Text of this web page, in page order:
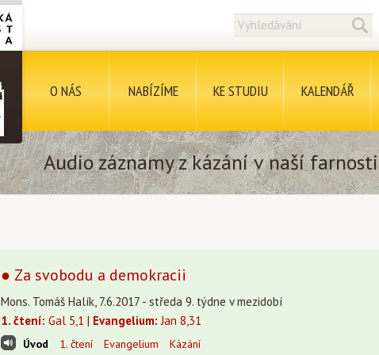
O NÁS NABÍZÍME KE STUDIU KALENDÁŘ
Audio záznamy z kázání v naší farnosti
● Za svobodu a demokracii
Mons. Tomáš Halík, 7.6.2017 - středa 9. týdne v mezidobí
1. čtení: Gal 5,1 | Evangelium: Jan 8,31
Úvod 1. čtení Evangelium Kázání